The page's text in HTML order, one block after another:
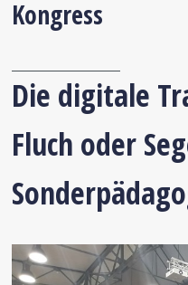
Kongress
Die digitale
Fluch oder